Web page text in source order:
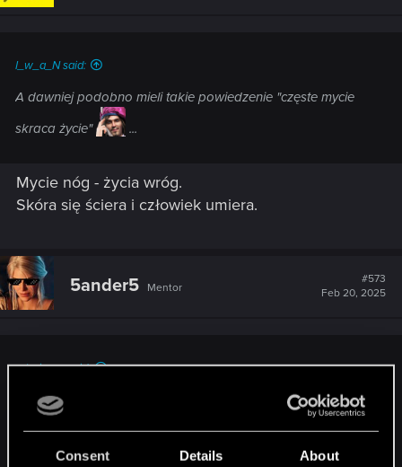
Consent Details About
I_w_a_N said:
A dawniej podobno mieli takie powiedzenie "częste mycie
skraca życie"
...
Mycie nóg - życia wróg.
Skóra się ściera i człowiek umiera.
5ander5 Mentor
#573
Feb 20, 2025
arturius_c said:
Uwielbiam tę grę